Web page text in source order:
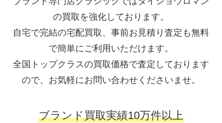
の買取を強化しております。
自宅で完結の宅配買取、事前お見積り査定も無料
で簡単にご利用いただけます。
全国トップクラスの買取価格で査定しております
ので、お気軽にお問い合わせくださいませ。
ブランド買取実績10万件以上